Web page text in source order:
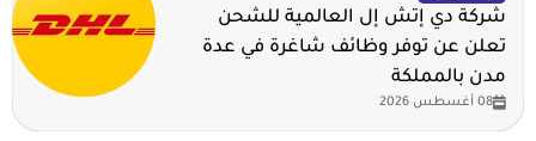
شركة دي إتش إل العالمية للشحن
تعلن عن توفر وظائف شاغرة في عدة
مدن بالمملكة
08 أغسطس 2026